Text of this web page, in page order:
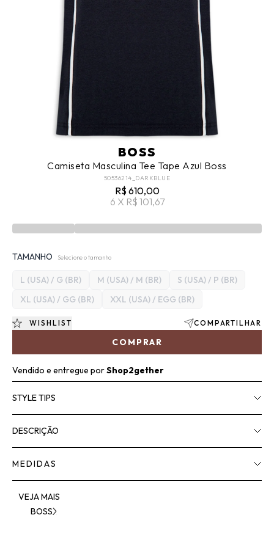
BOSS
Camiseta Masculina Tee Tape Azul Boss
50536214_DARKBLUE
R$ 610,00
6 X R$ 101,67
TAMANHO Selecione o tamanho
L (USA) / G (BR) M (USA) / M (BR)
S (USA) / P (BR)
XL (USA) / GG (BR)
XXL (USA) / EGG (BR)
COMPRAR
WISHLIST COMPARTILHAR
Vendido e entregue porShop2gether
STYLE TIPS
DESCRIÇÃO
MEDIDAS
VEJA MAIS
BOSS